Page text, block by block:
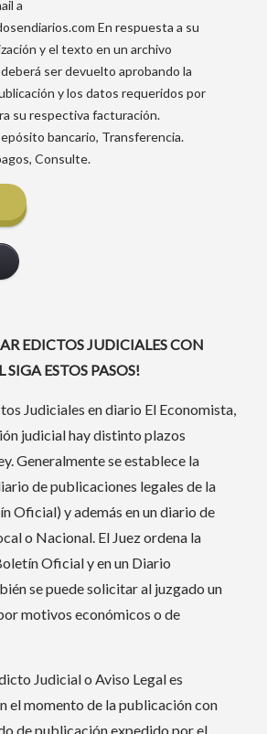
a
En respuesta a su
y el texto en un archivo
ser devuelto aprobando la
y los datos requeridos por
su respectiva facturación.
bancario, Transferencia.
Consulte.
EDICTOS JUDICIALES CON
ESTOS PASOS!
Judiciales en diario El Economista,
judicial hay distinto plazos
Generalmente se establece la
de publicaciones legales de la
Oficial) y además en un diario de
o Nacional. El Juez ordena la
Oficial y en un Diario
se puede solicitar al juzgado un
motivos económicos o de
Judicial o Aviso Legal es
el momento de la publicación con
de publicación expedido por el